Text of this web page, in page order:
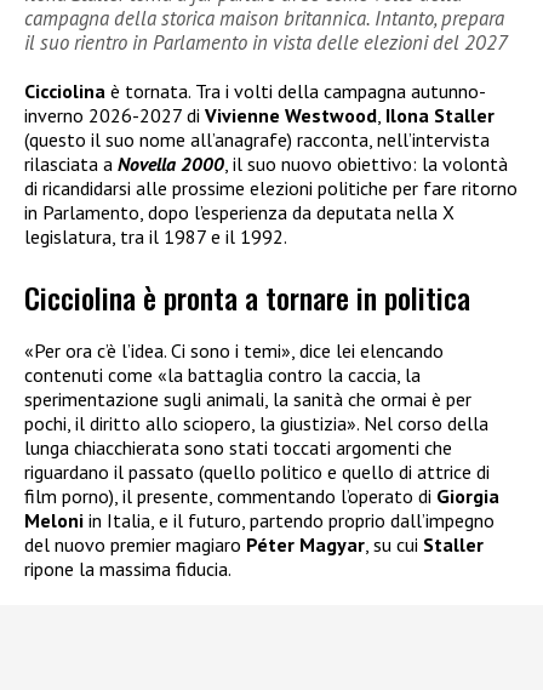
campagna della storica maison britannica. Intanto, prepara
il suo rientro in Parlamento in vista delle elezioni del 2027
Cicciolina è tornata. Tra i volti della campagna autunno-
inverno 2026-2027 di Vivienne Westwood, Ilona Staller
(questo il suo nome all’anagrafe) racconta, nell’intervista
rilasciata a Novella 2000, il suo nuovo obiettivo: la volontà
di ricandidarsi alle prossime elezioni politiche per fare ritorno
in Parlamento, dopo l’esperienza da deputata nella X
legislatura, tra il 1987 e il 1992.
Cicciolina è pronta a tornare in politica
«Per ora c’è l’idea. Ci sono i temi», dice lei elencando
contenuti come «la battaglia contro la caccia, la
sperimentazione sugli animali, la sanità che ormai è per
pochi, il diritto allo sciopero, la giustizia». Nel corso della
lunga chiacchierata sono stati toccati argomenti che
riguardano il passato (quello politico e quello di attrice di
film porno), il presente, commentando l’operato di Giorgia
Meloni in Italia, e il futuro, partendo proprio dall’impegno
del nuovo premier magiaro Péter Magyar, su cui Staller
ripone la massima fiducia.